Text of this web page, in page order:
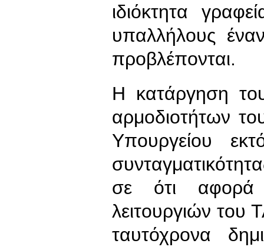
ιδιόκτητα
υπαλλήλους
προβλέπονται.
Η κατάργηση
αρμοδιοτήτων
Υπουργείου
σε ότι αφορά
λειτουργιών
ταυτόχρονα